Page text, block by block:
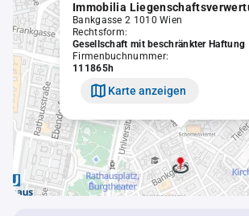
Bankgasse 2 1010 Wien
Rechtsform:
Gesellschaft mit beschränkter Haftung
Firmenbuchnummer:
111865h
Karte anzeigen